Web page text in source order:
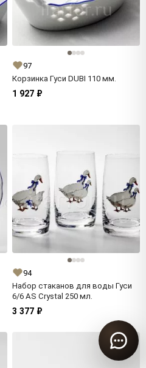
97
Корзинка Гуси DUBI 110 мм.
1 927 ₽
94
Набор стаканов для воды Гуси
6/6 AS Crystal 250 мл.
3 377 ₽